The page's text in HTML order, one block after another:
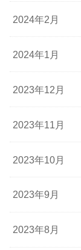
2024年2月
2024年1月
2023年12月
2023年11月
2023年10月
2023年9月
2023年8月